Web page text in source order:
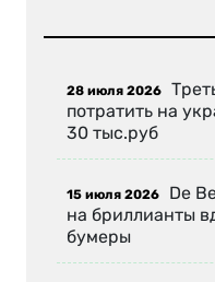
28 июля 2026
потратить на
30 тыс.руб
15 июля 2026 De
на бриллианты
бумеры